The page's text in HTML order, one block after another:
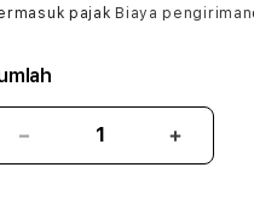
pajak Biaya pengiriman
Kurangi
jumlah
Tambah
jumlah